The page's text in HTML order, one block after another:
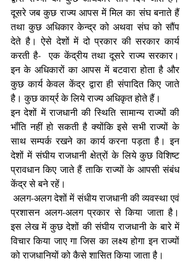
दूसरे जब कुछ राज्य आपस में मिल का संघ बनाते हैं
तथा कुछ अधिकार केन्द्र को अथवा संघ को सौंप
देते है। ऐसे देशों में दो प्रकार की सरकार कार्य
करती है-  एक केंद्रीय तथा दूसरे राज्य सरकार।
इन के अधिकारों का आपस में बटवारा होता है और
कुछ कार्य केवल केंद्र द्वारा ही संपादित किए जाते
है। कुछ कार्य्र के लिये राज्य अधिकृत होते हैं।
इन देशों में राजधानी की स्थिति सामान्य राज्यों की
भॉंति नहीं हो सकती है क्योंकि इसे सभी राज्यों के
साथ सम्पर्क रखने का कार्य करना पड़ता है। इन
देशों में संघीय राजधानी क्षेत्रों के लिये कुछ विशिष्ट
प्रावधान किए जाते हैं ताकि राज्यों के आपसी संबंध
केंद्र से बने रहें।
अलग-अलग देशों में संधीय राजधानी की व्यवस्था एवं
प्रशासन अलग-अलग प्रकार से किया जाता है।
इस लेख में कुछ देशों की संघीय राजधानी के बारे में
विचार किया जाए गा जिस का लक्ष्य होगा इन राज्यों
को राजधानियों को कैसे शासित किया जाता है।